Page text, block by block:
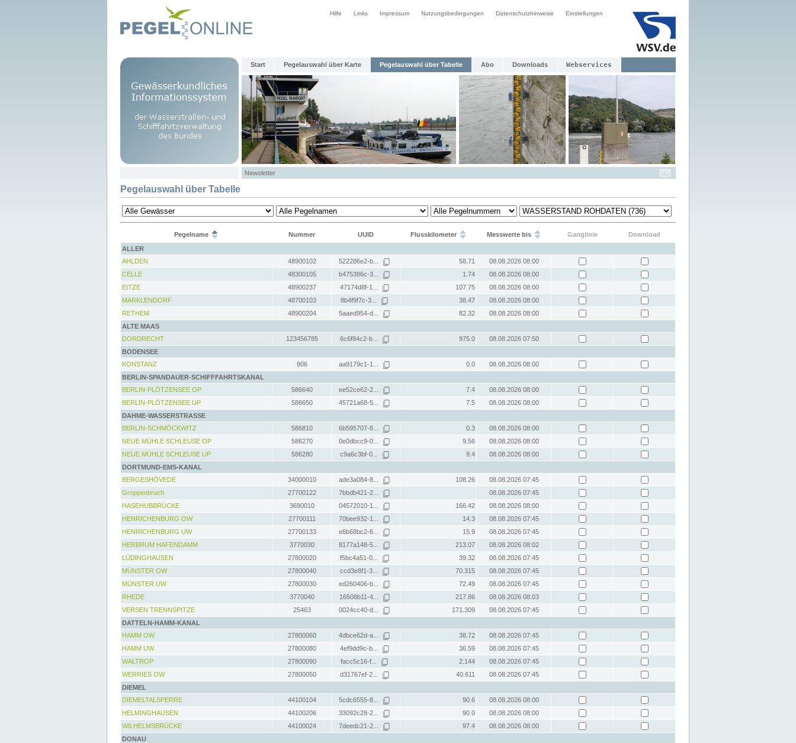
Hilfe Links Impressum Nutzungsbedingungen Datenschutzhinweise Einstellungen
Start Pegelauswahl über Karte Pegelauswahl über Tabelle Abo Downloads Webservices
Newsletter
Pegelauswahl über Tabelle
Pegelname Nummer UUID Flusskilometer Messwerte bis Ganglinie
Download
ALLER
AHLDEN
48900102 522286e2-b... 58.71
08.08.2026 08:00
CELLE
48300105 b475386c-3... 1.74
08.08.2026 08:00
EITZE
48900237 47174d8f-1... 107.75
08.08.2026 08:00
MARKLENDORF
48700103 8b4f9f7c-3... 38.47
08.08.2026 08:00
RETHEM
48900204 5aaed954-d... 82.32
08.08.2026 08:00
ALTE MAAS
DORDRECHT
123456785 6c6f84c2-b... 975.0
08.08.2026 07:50
BODENSEE
KONSTANZ
906 aa9179c1-1... 0.0
08.08.2026 08:00
BERLIN-SPANDAUER-SCHIFFFAHRTSKANAL
BERLIN-PLÖTZENSEE OP
586640 ee52ce62-2... 7.4
08.08.2026 08:00
BERLIN-PLÖTZENSEE UP
586650 45721a68-5... 7.5
08.08.2026 08:00
DAHME-WASSERSTRASSE
BERLIN-SCHMÖCKWITZ
586810 6b595707-8... 0.3
08.08.2026 08:00
NEUE MÜHLE SCHLEUSE OP
586270 0e0dbcc9-0... 9.56
08.08.2026 08:00
NEUE MÜHLE SCHLEUSE UP
586280 c9a6c3bf-0... 9.4
08.08.2026 08:00
DORTMUND-EMS-KANAL
BERGESHÖVEDE
34000010 ade3a084-8... 108.26
08.08.2026 07:45
Groppenbruch
27700122 7bbdb421-2...
08.08.2026 07:45
HASEHUBBRÜCKE
3690010 04572010-1... 166.42
08.08.2026 08:00
HENRICHENBURG OW
27700111 70bee932-1... 14.3
08.08.2026 07:45
HENRICHENBURG UW
27700133 e6b68bc2-6... 15.9
08.08.2026 07:45
HERBRUM HAFENDAMM
3770030 8177a148-5... 213.07
08.08.2026 08:02
LÜDINGHAUSEN
27800020 f5bc4a51-0... 39.32
08.08.2026 07:45
MÜNSTER OW
27800040 ccd3e8f1-3... 70.315
08.08.2026 07:45
MÜNSTER UW
27800030 ed260406-b... 72.49
08.08.2026 07:45
RHEDE
3770040 16508b11-4... 217.86
08.08.2026 08:03
VERSEN TRENNSPITZE
25463 0024cc40-d... 171.309
08.08.2026 07:45
DATTELN-HAMM-KANAL
HAMM OW
27800060 4dbce62d-a... 38.72
08.08.2026 07:45
HAMM UW
27800080 4ef9dd9c-b... 36.59
08.08.2026 07:45
WALTROP
27800090 facc5c16-f... 2.144
08.08.2026 07:45
WERRIES OW
27800050 d31767ef-2... 40.611
08.08.2026 07:45
DIEMEL
DIEMELTALSPERRE
44100104 5cdc6555-8... 90.6
08.08.2026 08:00
HELMINGHAUSEN
44100206 33092c28-2... 90.0
08.08.2026 08:00
WILHELMSBRÜCKE
44100024 7deedc21-2... 97.4
08.08.2026 08:00
DONAU